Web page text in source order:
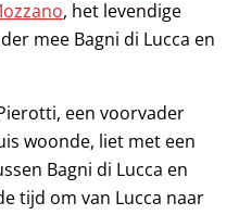
, het levendige
mee Bagni di Lucca en
een voorvader
woonde, liet met een
Bagni di Lucca en
tijd om van Lucca naar